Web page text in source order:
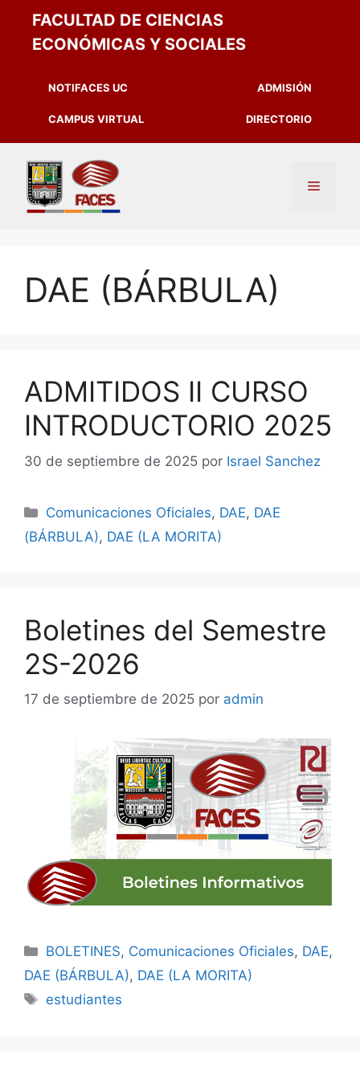
FACULTAD DE CIENCIAS
ECONÓMICAS Y SOCIALES
NOTIFACES UC ADMISIÓN
CAMPUS VIRTUAL DIRECTORIO
DAE (BÁRBULA)
ADMITIDOS II CURSO
INTRODUCTORIO 2025
30 de septiembre de 2025 por Israel Sanchez
Comunicaciones Oficiales, DAE, DAE
(BÁRBULA), DAE (LA MORITA)
Boletines del Semestre
2S-2026
17 de septiembre de 2025 por admin
BOLETINES, Comunicaciones Oficiales, DAE,
DAE (BÁRBULA), DAE (LA MORITA)
estudiantes